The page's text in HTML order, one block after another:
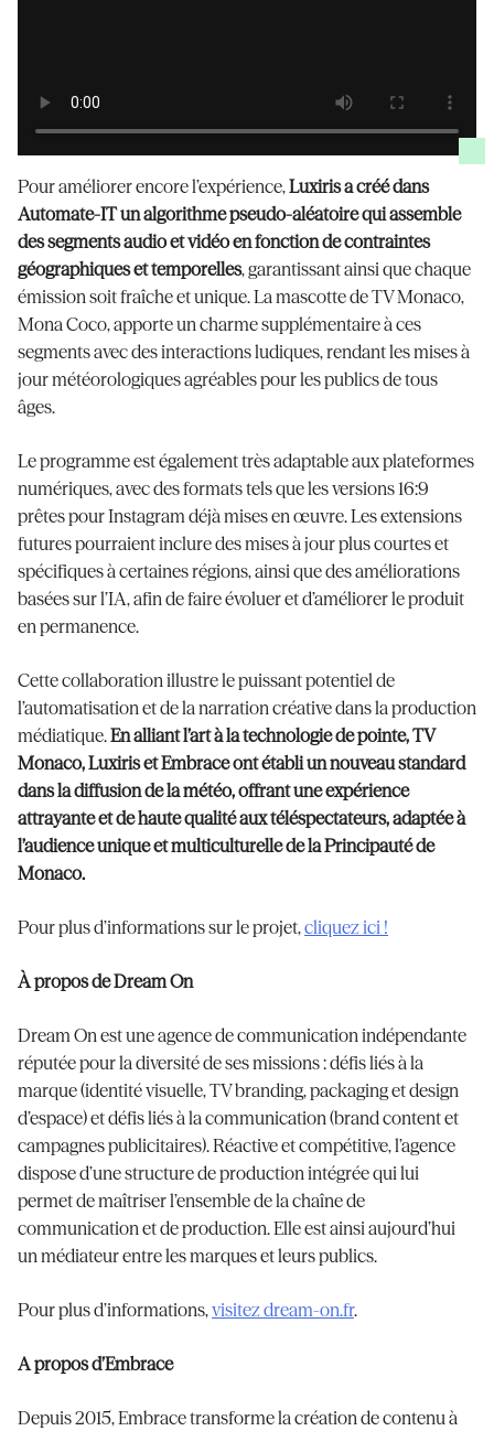
Pour améliorer encore l’expérience,Luxiris a créé dans
Automate-IT un algorithme pseudo-aléatoire qui assemble
des segments audio et vidéo en fonction de contraintes
géographiques et temporelles, garantissant ainsi que chaque
émission soit fraîche et unique. La mascotte de TV Monaco,
Mona Coco, apporte un charme supplémentaire à ces
segments avec des interactions ludiques, rendant les mises à
jour météorologiques agréables pour les publics de tous
âges.
Le programme est également très adaptable aux plateformes
numériques, avec des formats tels que les versions 16:9
prêtes pour Instagram déjà mises en œuvre. Les extensions
futures pourraient inclure des mises à jour plus courtes et
spécifiques à certaines régions, ainsi que des améliorations
basées sur l’IA, afin de faire évoluer et d’améliorer le produit
en permanence.
Cette collaboration illustre le puissant potentiel de
l’automatisation et de la narration créative dans la production
médiatique.En alliant l’art à la technologie de pointe, TV
Monaco, Luxiris et Embrace ont établi un nouveau standard
dans la diffusion de la météo, offrant une expérience
attrayante et de haute qualité aux téléspectateurs, adaptée à
l’audience unique et multiculturelle de la Principauté de
Monaco.
Pour plus d’informations sur le projet,cliquez ici !
À propos de Dream On
Dream On est une agence de communication indépendante
réputée pour la diversité de ses missions : défis liés à la
marque (identité visuelle, TV branding, packaging et design
d’espace) et défis liés à la communication (brand content et
campagnes publicitaires). Réactive et compétitive, l’agence
dispose d’une structure de production intégrée qui lui
permet de maîtriser l’ensemble de la chaîne de
communication et de production. Elle est ainsi aujourd’hui
un médiateur entre les marques et leurs publics.
Pour plus d’informations,visitez dream-on.fr.
A propos d’Embrace
Depuis 2015, Embrace transforme la création de contenu à